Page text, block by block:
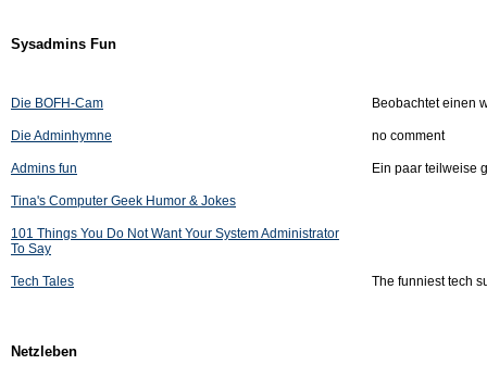
Sysadmins Fun
Die BOFH-Cam Beobachtet einen
Die Adminhymne no comment
Admins fun Ein paar teilweise
Tina's Computer Geek Humor & Jokes
101 Things You Do Not Want Your System Administrator
To Say
Tech Tales The funniest tech
Netzleben